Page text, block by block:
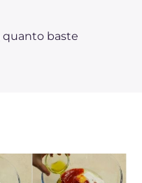
quanto baste